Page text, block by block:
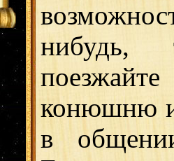
конюшню и
в